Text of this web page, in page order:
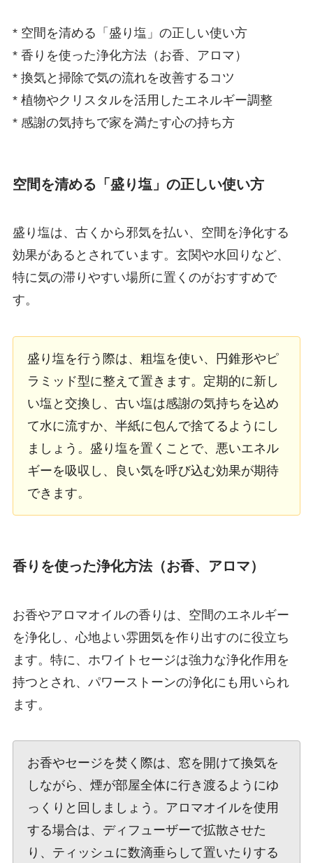
* 空間を清める「盛り塩」の正しい使い方
* 香りを使った浄化方法（お香、アロマ）
* 換気と掃除で気の流れを改善するコツ
* 植物やクリスタルを活用したエネルギー調整
* 感謝の気持ちで家を満たす心の持ち方
空間を清める「盛り塩」の正しい使い方
盛り塩は、古くから邪気を払い、空間を浄化する
効果があるとされています。玄関や水回りなど、
特に気の滞りやすい場所に置くのがおすすめで
す。
盛り塩を行う際は、粗塩を使い、円錐形やピ
ラミッド型に整えて置きます。定期的に新し
い塩と交換し、古い塩は感謝の気持ちを込め
て水に流すか、半紙に包んで捨てるようにし
ましょう。盛り塩を置くことで、悪いエネル
ギーを吸収し、良い気を呼び込む効果が期待
できます。
香りを使った浄化方法（お香、アロマ）
お香やアロマオイルの香りは、空間のエネルギー
を浄化し、心地よい雰囲気を作り出すのに役立ち
ます。特に、ホワイトセージは強力な浄化作用を
持つとされ、パワーストーンの浄化にも用いられ
ます。
お香やセージを焚く際は、窓を開けて換気を
しながら、煙が部屋全体に行き渡るようにゆ
っくりと回しましょう。アロマオイルを使用
する場合は、ディフューザーで拡散させた
り、ティッシュに数滴垂らして置いたりする